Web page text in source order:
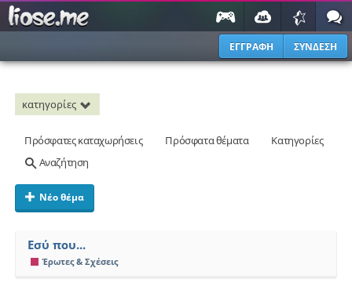
ΕΓΓΡΑΦΗ ΣΥΝΔΕΣΗ
κατηγορίες
Πρόσφατες καταχωρήσεις Πρόσφατα θέματα
Κατηγορίες
Αναζήτηση
Νέο θέμα
Eσύ που...
Έρωτες & Σχέσεις